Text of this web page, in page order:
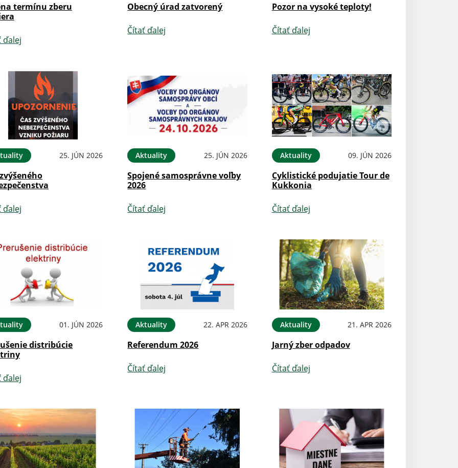
termínu zberu
ďalej
Obecný úrad zatvorený
Čítať ďalej
Pozor na vysoké teploty!
Čítať ďalej
25. JÚN 2026
ďalej
Aktuality 25. JÚN 2026
Spojené samosprávne voľby
2026
Čítať ďalej
Aktuality 09. JÚN 2026
Cyklistické podujatie Tour de
Kukkonia
Čítať ďalej
01. JÚN 2026
distribúcie
ďalej
Aktuality 22. APR 2026
Referendum 2026
Čítať ďalej
Aktuality 21. APR 2026
Jarný zber odpadov
Čítať ďalej